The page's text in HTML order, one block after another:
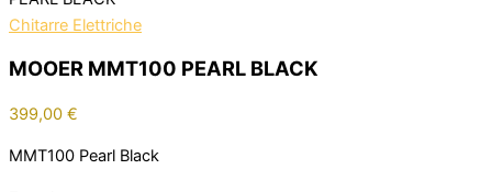
Chitarre Elettriche
MOOER MMT100 PEARL BLACK
399,00 €
MMT100 Pearl Black